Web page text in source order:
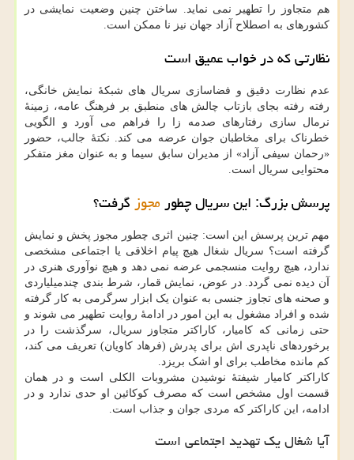
هم متجاوز را تطهیر نمی نماید. ساختن چنین وضعیت نمایشی در
کشورهای به اصطلاح آزاد جهان نیز نا ممکن است.
نظارتی که در خواب عمیق است
عدم نظارت دقیق و فضاسازی سریال های شبکهٔ نمایش خانگی،
رفته رفته بجای بازتاب چالش های منطبق بر فرهنگ عامه، زمینهٔ
نرمال سازی رفتارهای صدمه زا را فراهم می آورد و الگویی
خطرناک برای مخاطبان جوان عرضه می کند. نکتهٔ جالب، حضور
«رحمان سیفی آزاد» از مدیران سابق سیما و به عنوان مغز متفکر
محتوایی سریال است.
پرسش بزرگ: این سریال چطورمجوزگرفت؟
مهم ترین پرسش این است: چنین اثری چطور مجوز پخش و نمایش
گرفته است؟ سریال شغال هیچ پیام اخلاقی یا اجتماعی مشخصی
ندارد، هیچ روایت منسجمی عرضه نمی دهد و هیچ نوآوری هنری در
آن دیده نمی گردد. در عوض، نمایش قمار، شرط بندی چندمیلیاردی
و صحنه های تجاوز جنسی به عنوان یک ابزار سرگرمی به کار گرفته
شده و افراد مشغول به این امور در ادامهٔ روایت تطهیر می شوند و
حتی زمانی که کامیار، کاراکتر متجاوز سریال، سرگذشت را در
برخوردهای ناپدری اش برای پدرش (فرهاد کاویان) تعریف می کند،
کم مانده مخاطب برای او اشک بریزد.
کاراکتر کامیار شیفتهٔ نوشیدن مشروبات الکلی است و در همان
قسمت اول مشخص است که مصرف کوکائین او حدی ندارد و در
ادامه، این کاراکتر که مردی جوان و جذاب است.
آیا شغال یک تهدید اجتماعی است